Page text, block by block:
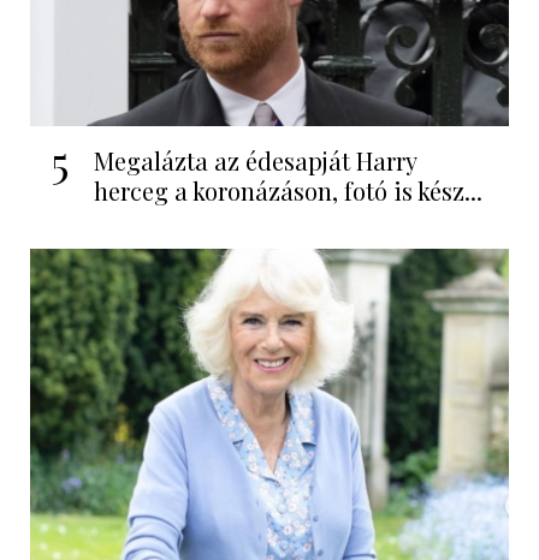
5
Megalázta az édesapját Harry
herceg a koronázáson, fotó is kész...